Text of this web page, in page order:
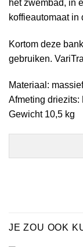
het zwembad, in
koffieautomaat in
Kortom deze
gebruiken.
Materiaal:
Afmeting driezits:
Gewicht 10,5 kg
JE ZOU OOK